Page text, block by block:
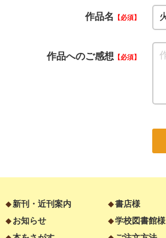
作品名 必須
作品へのご感想 必須
新刊・近刊案内
お知らせ
書店様
学校図書館様